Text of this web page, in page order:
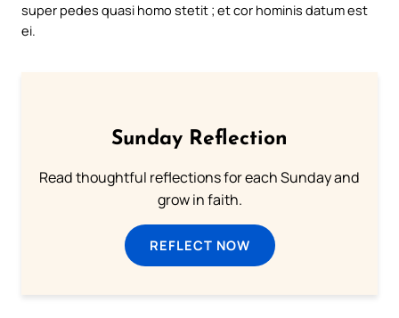
super pedes quasi homo stetit ; et cor hominis datum est
ei.
Sunday Reflection
Read thoughtful reflections for each Sunday and
grow in faith.
REFLECT NOW